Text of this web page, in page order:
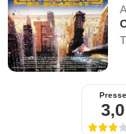
Presse
3,0